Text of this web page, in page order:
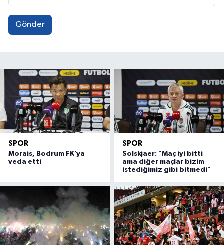
Gönder
SPOR
Morais, Bodrum FK’ya
veda etti
SPOR
Solskjaer: "Maç iyi bitti
ama diğer maçlar bizim
istediğimiz gibi bitmedi"